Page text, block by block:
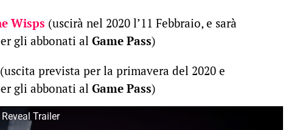
Wisps (uscirà nel 2020 l’11 Febbraio, e sarà
gli abbonati al Game Pass)
(uscita prevista per la primavera del 2020 e
gli abbonati al Game Pass)
Trailer